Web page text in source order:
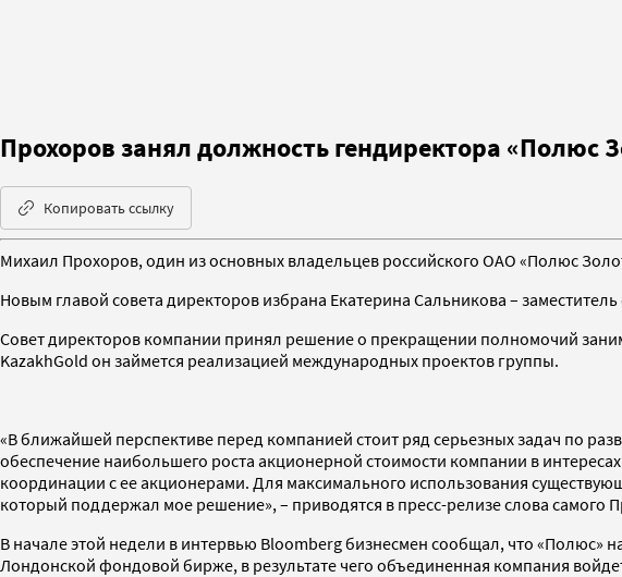
Прохоров занял должность гендиректора «Полюс
Копировать ссылку
Михаил Прохоров, один из основных владельцев российского ОАО «Полюс
Новым главой совета директоров избрана Екатерина Сальникова –
Совет директоров компании принял решение о прекращении полномочий
KazakhGold он займется реализацией международных проектов группы.
«В ближайшей перспективе перед компанией стоит ряд серьезных задач по
обеспечение наибольшего роста акционерной стоимости компании в
координации с ее акционерами. Для максимального использования
который поддержал мое решение», – приводятся в пресс-релизе слова самого
В начале этой недели в интервью Bloomberg бизнесмен сообщал, что «Полюс»
Лондонской фондовой бирже, в результате чего объединенная компания